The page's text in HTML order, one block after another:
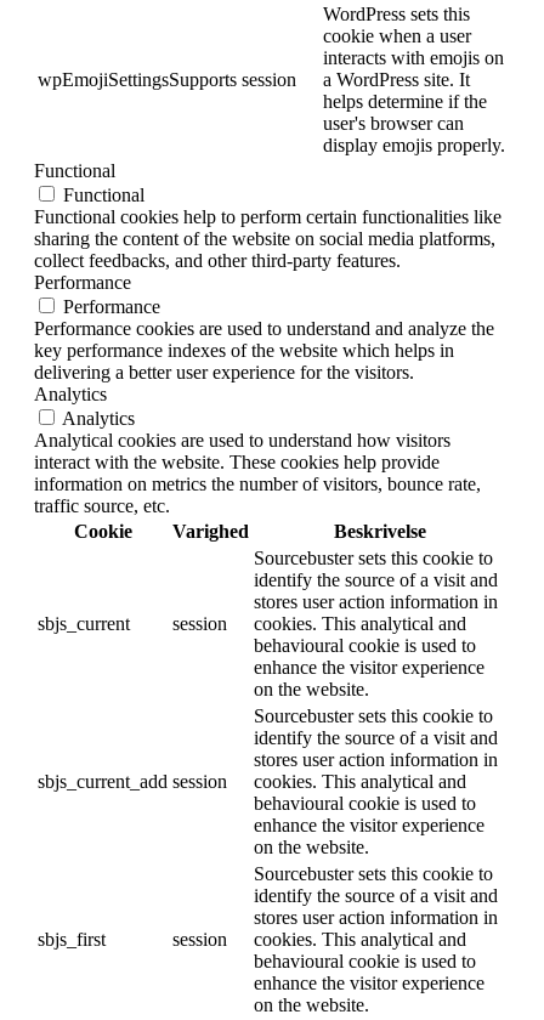
wpEmojiSettingsSupports session
WordPress sets this
cookie when a user
interacts with emojis on
a WordPress site. It
helps determine if the
user's browser can
display emojis properly.
Functional
Functional
Functional cookies help to perform certain functionalities like
sharing the content of the website on social media platforms,
collect feedbacks, and other third-party features.
Performance
Performance
Performance cookies are used to understand and analyze the
key performance indexes of the website which helps in
delivering a better user experience for the visitors.
Analytics
Analytics
Analytical cookies are used to understand how visitors
interact with the website. These cookies help provide
information on metrics the number of visitors, bounce rate,
traffic source, etc.
Cookie
Varighed Beskrivelse
sbjs_current session
Sourcebuster sets this cookie to
identify the source of a visit and
stores user action information in
cookies. This analytical and
behavioural cookie is used to
enhance the visitor experience
on the website.
sbjs_current_add session
Sourcebuster sets this cookie to
identify the source of a visit and
stores user action information in
cookies. This analytical and
behavioural cookie is used to
enhance the visitor experience
on the website.
sbjs_first session
Sourcebuster sets this cookie to
identify the source of a visit and
stores user action information in
cookies. This analytical and
behavioural cookie is used to
enhance the visitor experience
on the website.